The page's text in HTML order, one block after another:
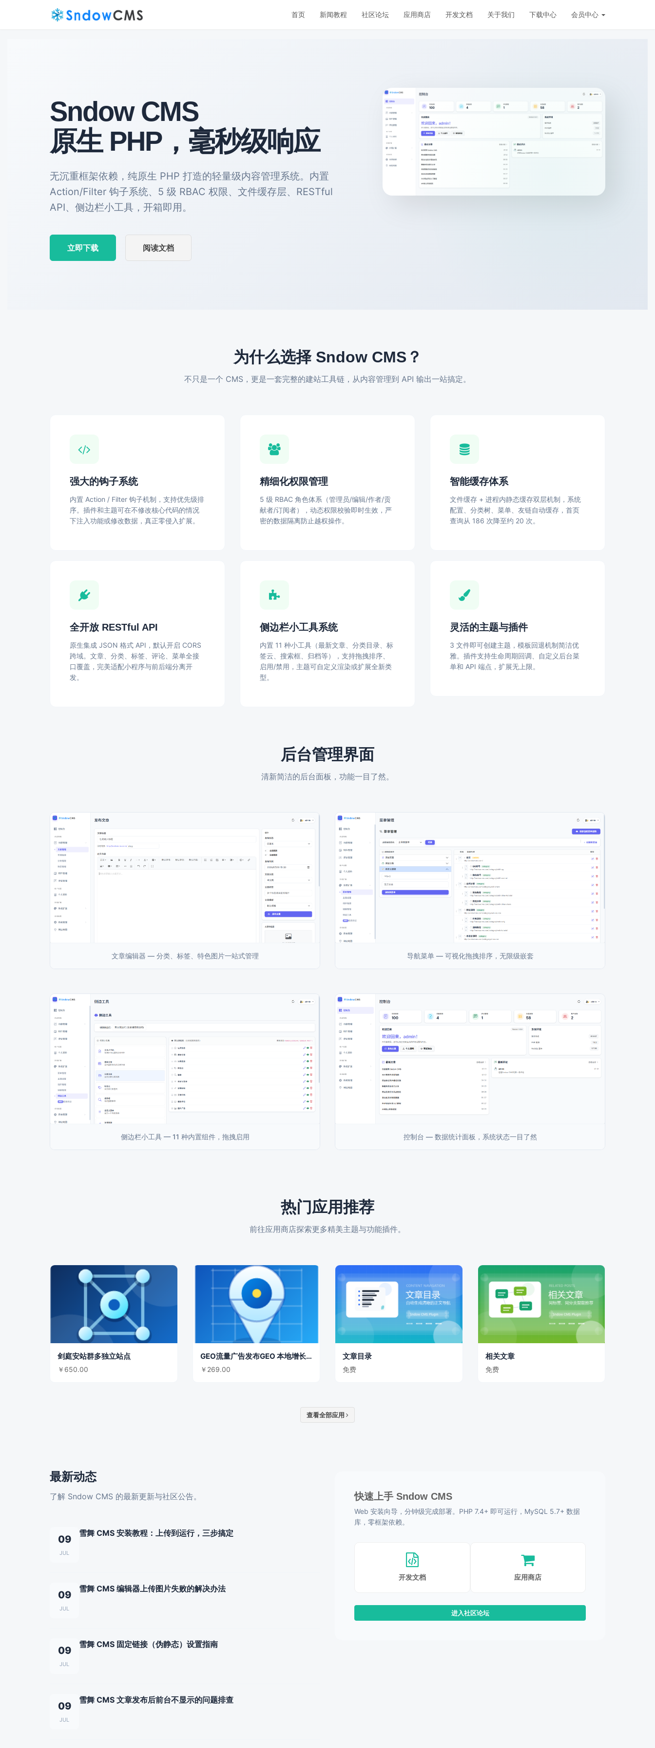
首页 新闻教程 社区论坛 应用商店 开发文档 关于我们 下载中心 会员中心
Sndow CMS
原生 PHP，毫秒级响应
无沉重框架依赖，纯原生 PHP 打造的轻量级内容管理系统。内置
Action/Filter 钩子系统、5 级 RBAC 权限、文件缓存层、RESTful
API、侧边栏小工具，开箱即用。
立即下载 阅读文档
为什么选择 Sndow CMS？
不只是一个 CMS，更是一套完整的建站工具链，从内容管理到 API 输出一站搞定。
强大的钩子系统
内置 Action / Filter 钩子机制，支持优先级排
序。插件和主题可在不修改核心代码的情况
下注入功能或修改数据，真正零侵入扩展。
精细化权限管理
5 级 RBAC 角色体系（管理员/编辑/作者/贡
献者/订阅者），动态权限校验即时生效，严
密的数据隔离防止越权操作。
智能缓存体系
文件缓存 + 进程内静态缓存双层机制，系统
配置、分类树、菜单、友链自动缓存，首页
查询从 186 次降至约 20 次。
全开放 RESTful API
原生集成 JSON 格式 API，默认开启 CORS
跨域。文章、分类、标签、评论、菜单全接
口覆盖，完美适配小程序与前后端分离开
发。
侧边栏小工具系统
内置 11 种小工具（最新文章、分类目录、标
签云、搜索框、归档等），支持拖拽排序、
启用/禁用，主题可自定义渲染或扩展全新类
型。
灵活的主题与插件
3 文件即可创建主题，模板回退机制简洁优
雅。插件支持生命周期回调、自定义后台菜
单和 API 端点，扩展无上限。
后台管理界面
清新简洁的后台面板，功能一目了然。
文章编辑器 — 分类、标签、特色图片一站式管理 导航菜单 — 可视化拖拽排序，无限级嵌套
侧边栏小工具 — 11 种内置组件，拖拽启用 控制台 — 数据统计面板，系统状态一目了然
热门应用推荐
前往应用商店探索更多精美主题与功能插件。
剑庭安站群多独立站点
￥650.00
GEO流量广告发布GEO 本地增长主题
￥269.00
文章目录
免费
相关文章
免费
查看全部应用
最新动态
了解 Sndow CMS 的最新更新与社区公告。
09
JUL
雪舞 CMS 安装教程：上传到运行，三步搞定
09
JUL
雪舞 CMS 编辑器上传图片失败的解决办法
09
JUL
雪舞 CMS 固定链接（伪静态）设置指南
09
JUL
雪舞 CMS 文章发布后前台不显示的问题排查
快速上手 Sndow CMS
Web 安装向导，分钟级完成部署。PHP 7.4+ 即可运行，MySQL 5.7+ 数据
库，零框架依赖。
开发文档 应用商店
进入社区论坛